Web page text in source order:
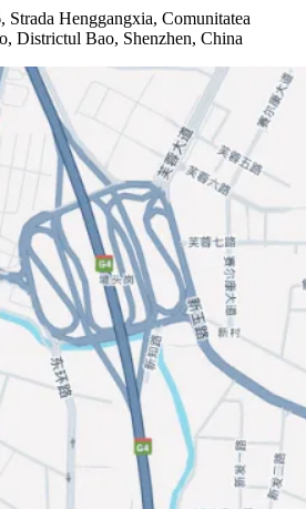
Strada Henggangxia, Comunitatea
Districtul Bao, Shenzhen, China